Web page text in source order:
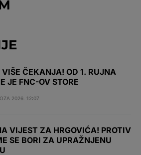
ČEKANJA! OD 1. RUJNA
JE FNC-OV STORE
2026. 12:07
VIJEST ZA HRGOVIĆA! PROTIV
SE BORI ZA UPRAŽNJENU